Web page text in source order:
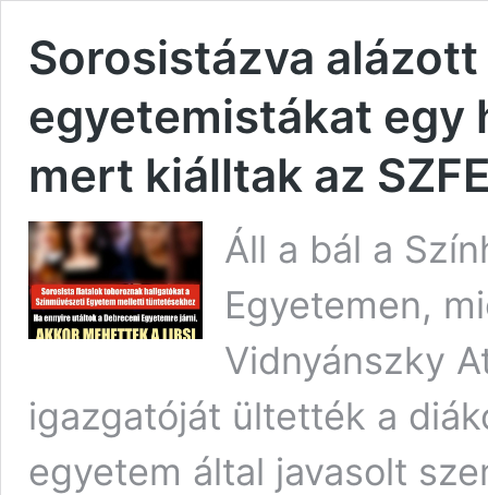
Sorosistázva
egyetemistákat egy
mert kiálltak az
Áll a bál a
Egyetemen,
Vidnyánszky
igazgatóját ültették a
egyetem által javasolt